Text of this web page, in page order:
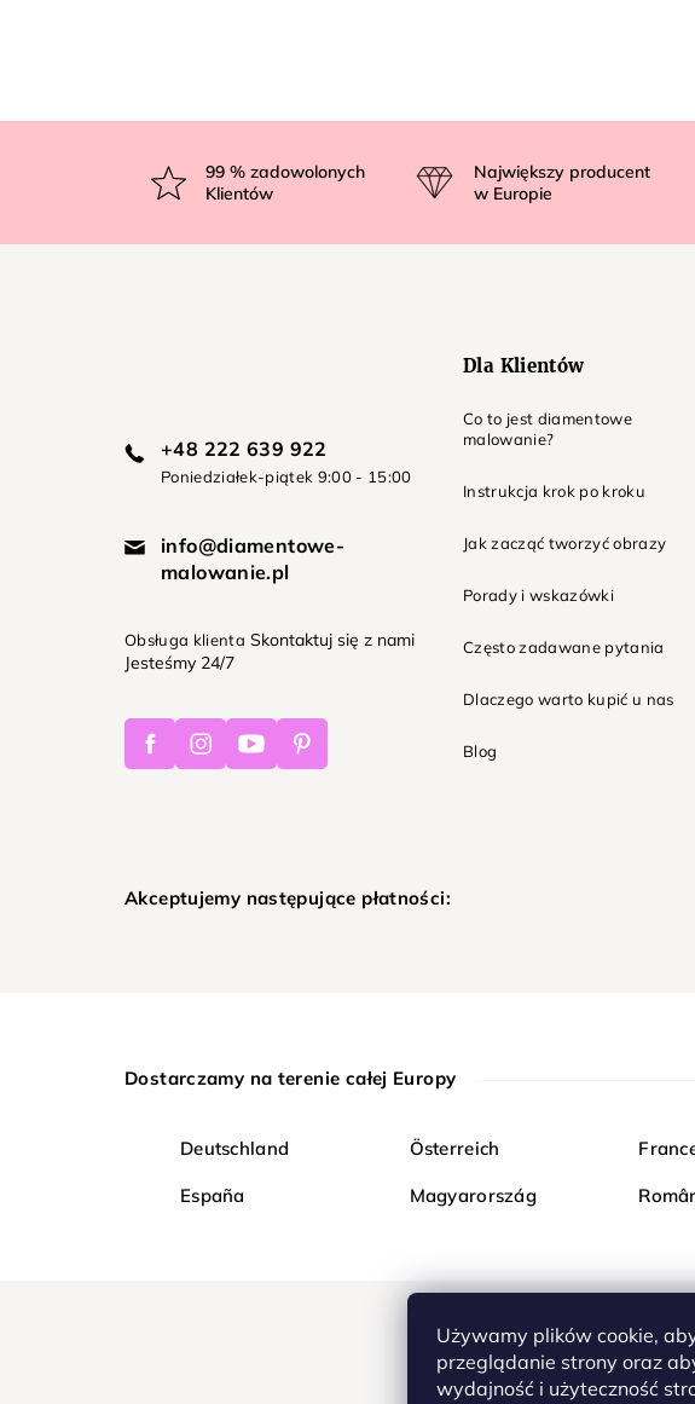
Używamy plików cookie,
przeglądanie strony oraz
wydajność i użyteczność
p
99% zadowolonych
Klientów
Największy producent
w Europie
+48 222 639 922
Poniedziałek-piątek 9:00 - 15:00
info@diamentowe-
malowanie.pl
Obsługa klienta Skontaktuj się z nami
Jesteśmy 24/7
FacebookInstagramYoutubePinterest
Dla Klientów
Co to jest diamentowe
malowanie?
Instrukcja krok po kroku
Jak zacząć tworzyć obrazy
Porady i wskazówki
Często zadawane pytania
Dlaczego warto kupić u nas
Blog
Akceptujemy następujące płatności:
Dostarczamy na terenie całej Europy
Deutschland Österreich
España Magyarország